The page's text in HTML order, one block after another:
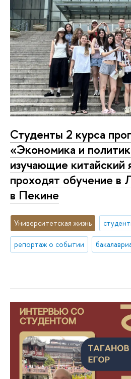
Студенты 2 курса
«Экономика и
изучающие китайский
проходят обучение в
в Пекине
Университетская жизнь
репортаж о событии